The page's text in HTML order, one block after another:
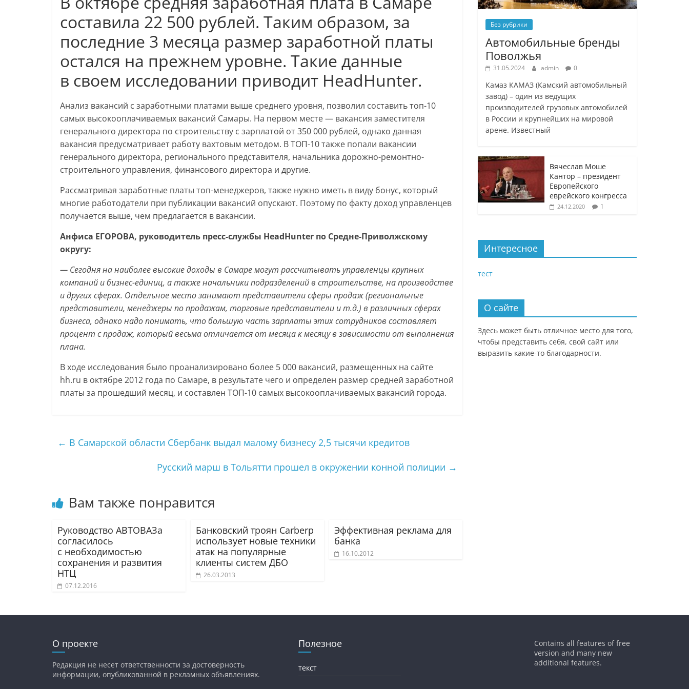
составила 22 500 рублей. Таким образом, за
последние 3 месяца размер заработной платы
остался на прежнем уровне. Такие данные
в своем исследовании приводит HeadHunter.
Анализ вакансий с заработными платами выше среднего уровня, позволил составить топ-10
самых высокооплачиваемых вакансий Самары. На первом месте — вакансия заместителя
генерального директора по строительству с зарплатой от 350 000 рублей, однако данная
вакансия предусматривает работу вахтовым методом. В ТОП-10 также попали вакансии
генерального директора, регионального представителя, начальника дорожно-ремонтно-
строительного управления, финансового директора и другие.
Рассматривая заработные платы топ-менеджеров, также нужно иметь в виду бонус, который
многие работодатели при публикации вакансий опускают. Поэтому по факту доход управленцев
получается выше, чем предлагается в вакансии.
Анфиса ЕГОРОВА, руководитель пресс-службы HeadHunter по Средне-Приволжскому
округу:
— Сегодня на наиболее высокие доходы в Самаре могут рассчитывать управленцы крупных
компаний и бизнес-единиц, а также начальники подразделений в строительстве, на производстве
и других сферах. Отдельное место занимают представители сферы продаж (региональные
представители, менеджеры по продажам, торговые представители и т.д.) в различных сферах
бизнеса, однако надо понимать, что большую часть зарплаты этих сотрудников составляет
процент с продаж, который весьма отличается от месяца к месяцу в зависимости от выполнения
плана.
В ходе исследования было проанализировано более 5 000 вакансий, размещенных на сайте
hh.ru в октябре 2012 года по Самаре, в результате чего и определен размер средней заработной
платы за прошедший месяц, и составлен ТОП-10 самых высокооплачиваемых вакансий города.
← В Самарской области Сбербанк выдал малому бизнесу 2,5 тысячи кредитов
Русский марш в Тольятти прошел в окружении конной полиции →
Вам также понравится
Руководство АВТОВАЗа
согласилось
с необходимостью
сохранения и развития
НТЦ
07.12.2016
Банковский троян Carberp
использует новые техники
атак на популярные
клиенты систем ДБО
26.03.2013
Эффективная реклама для
банка
16.10.2012
Без рубрики
Автомобильные бренды
Поволжья
31.05.2024 admin 0
Камаз КАМАЗ (Камский автомобильный
завод) – один из ведущих
производителей грузовых автомобилей
в России и крупнейших на мировой
арене. Известный
Вячеслав Моше
Кантор – президент
Европейского
еврейского конгресса
24.12.2020 1
Интересное
тест
О сайте
Здесь может быть отличное место для того,
чтобы представить себя, свой сайт или
выразить какие-то благодарности.
О проекте
Редакция не несет ответственности за достоверность
информации, опубликованной в рекламных объявлениях.
Полезное
текст
Contains all features of free
version and many new
additional features.